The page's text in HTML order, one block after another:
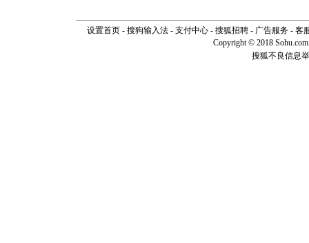
设置首页- 搜狗输入法- 支付中心- 搜狐招聘- 广告服务- 客
Copyright © 2018
搜狐不良信息